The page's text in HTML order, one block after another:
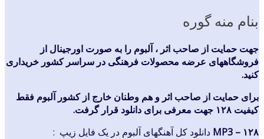
بنام منه گوره
جهت حمایت از صاحب اثر ، آلبوم را به صورت اورجینال از
فروشگاههای عرضه محصولات فرهنگی در سراسر کشور خریداری
کنید.
برای حمایت از صاحب اثر و هم وطنان خارج از کشور آلبوم فقط
کیفیت ۱۲۸ جهت معرفی برای دانلود قرار گرفت.
MP3 – ۱۲۸ دانلود کل آهنگهای آلبوم در یک فایل زیپ :